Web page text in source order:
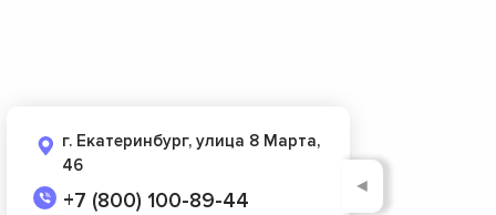
г. Екатеринбург, улица 8 Марта,
46
+7 (800) 100-89-44
◄